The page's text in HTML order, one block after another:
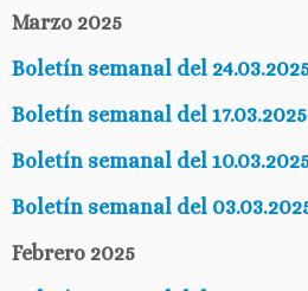
Marzo 2025
Boletín semanal del
Boletín semanal del
Boletín semanal del
Boletín semanal del
Febrero 2025